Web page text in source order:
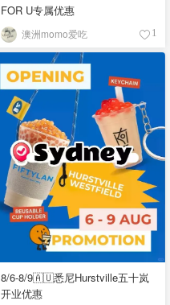
FOR U专属优惠
澳洲momo爱吃 1
8/6-8/9🇦🇺悉尼Hurstville五十岚
开业优惠